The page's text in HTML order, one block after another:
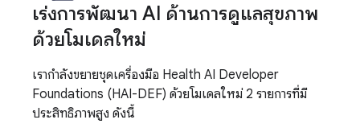
เร่งการพัฒนา AI ด้านการดูแลสุขภาพ
ด้วยโมเดลใหม่
เรากำลังขยายชุดเครื่องมือ Health AI Developer
Foundations (HAI-DEF) ด้วยโมเดลใหม่ 2 รายการที่มี
ประสิทธิภาพสูง ดังนี้